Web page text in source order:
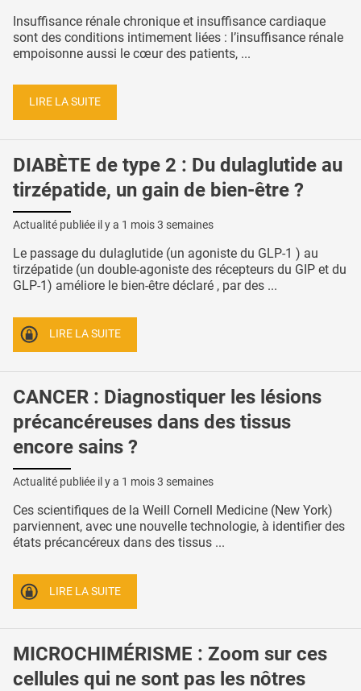
Insuffisance rénale chronique et insuffisance cardiaque
sont des conditions intimement liées : l’insuffisance rénale
empoisonne aussi le cœur des patients, ...
LIRE LA SUITE
DIABÈTE de type 2 : Du dulaglutide au
tirzépatide, un gain de bien-être ?
Actualité publiée il y a 1 mois 3 semaines
Le passage du dulaglutide (un agoniste du GLP-1 ) au
tirzépatide (un double-agoniste des récepteurs du GIP et du
GLP-1) améliore le bien-être déclaré , par des ...
LIRE LA SUITE
CANCER : Diagnostiquer les lésions
précancéreuses dans des tissus
encore sains ?
Actualité publiée il y a 1 mois 3 semaines
Ces scientifiques de la Weill Cornell Medicine (New York)
parviennent, avec une nouvelle technologie, à identifier des
états précancéreux dans des tissus ...
LIRE LA SUITE
MICROCHIMÉRISME : Zoom sur ces
cellules qui ne sont pas les nôtres